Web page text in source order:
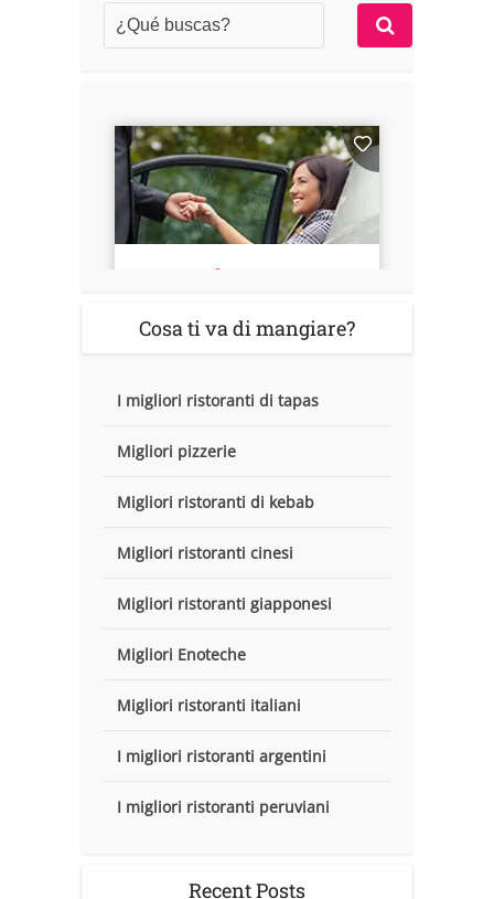
Cosa ti va di mangiare?
I migliori ristoranti di tapas
Migliori pizzerie
Migliori ristoranti di kebab
Migliori ristoranti cinesi
Migliori ristoranti giapponesi
Migliori Enoteche
Migliori ristoranti italiani
I migliori ristoranti argentini
I migliori ristoranti peruviani
Recent Posts